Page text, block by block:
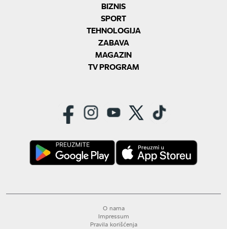
BIZNIS
SPORT
TEHNOLOGIJA
ZABAVA
MAGAZIN
TV PROGRAM
O nama
Impressum
Pravila korišćenja